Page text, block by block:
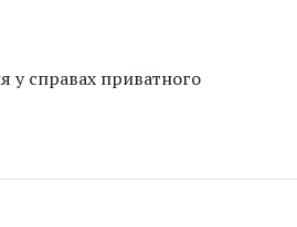
у справах приватного